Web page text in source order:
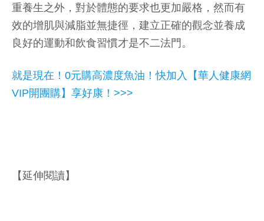
重養生之外，對於體態的要求也更加嚴格，然而有
效的增肌與減脂並無捷徑，建立正確的觀念並養成
良好的運動和飲食習慣才是不二法門。
就是現在！0元購高濃度魚油！快加入【華人健康網
VIP開團購】享好康！>>>
【延伸閱讀】